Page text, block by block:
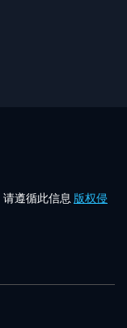
遵循此信息版权侵